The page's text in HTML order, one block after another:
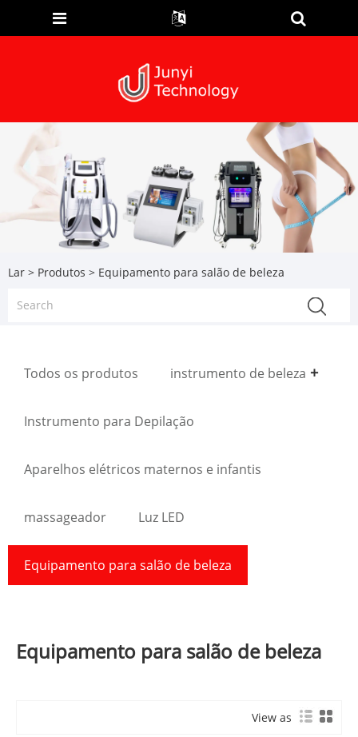
Lar > Produtos > Equipamento para salão de beleza
Todos os produtos instrumento de beleza
Instrumento para Depilação
Aparelhos elétricos maternos e infantis
massageador Luz LED
Equipamento para salão de beleza
Equipamento para salão de beleza
View as